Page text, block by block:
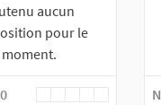
aucun
pour le
moment.